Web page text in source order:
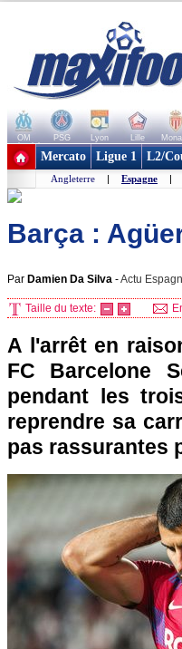
OM PSG Lyon Lille
+ de clubs
Mercato Ligue 1 L2/
Angleterre | Espagne |
Barça :
Par Damien Da Silva -Actu
Taille du texte:
A l'arrêt en
FC Barcelone
pendant les
reprendre sa
pas rassurantes